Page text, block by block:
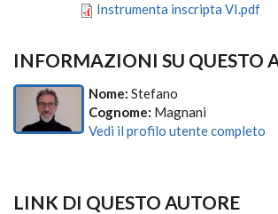
Instrumenta inscripta VI.pdf
INFORMAZIONI SU QUESTO
Nome: Stefano
Cognome: Magnani
Vedi il profilo utente completo
LINK DI QUESTO AUTORE